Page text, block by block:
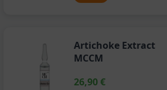
Artichoke Extract
MCCM
26,90€